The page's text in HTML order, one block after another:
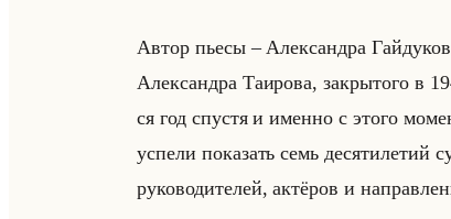
Автор пьесы – Алек­сандра
Алек­сандра Та­иро­ва, за­кры­то­го в
ся год спу­стя и имен­но с этого
успе­ли по­ка­зать семь де­ся­ти­ле­тий
ру­ко­во­ди­те­лей, ак­тё­ров и